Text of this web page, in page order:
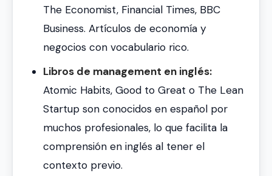
The Economist, Financial Times, BBC
Business. Artículos de economía y
negocios con vocabulario rico.
Libros de management en inglés:
Atomic Habits, Good to Great o The Lean
Startup son conocidos en español por
muchos profesionales, lo que facilita la
comprensión en inglés al tener el
contexto previo.